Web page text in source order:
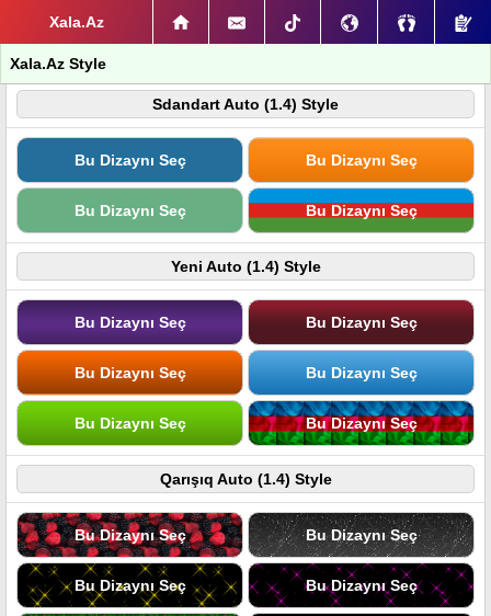
Xala.Az
Xala.Az Style
Sdandart Auto (1.4) Style
Bu Dizaynı Seç Bu Dizaynı Seç
Bu Dizaynı Seç Bu Dizaynı Seç
Yeni Auto (1.4) Style
Bu Dizaynı Seç Bu Dizaynı Seç
Bu Dizaynı Seç Bu Dizaynı Seç
Bu Dizaynı Seç Bu Dizaynı Seç
Qarışıq Auto (1.4) Style
Bu Dizaynı Seç Bu Dizaynı Seç
Bu Dizaynı Seç Bu Dizaynı Seç